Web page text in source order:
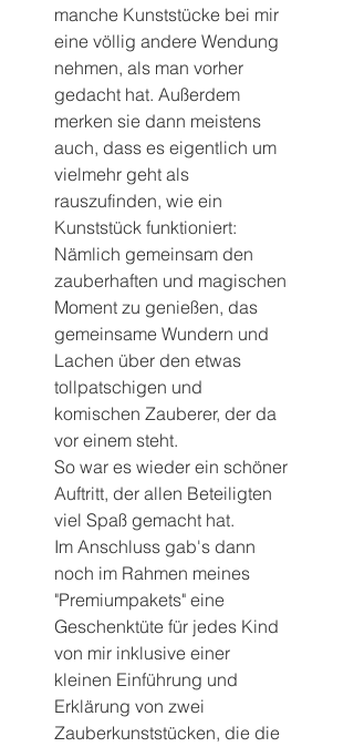
manche Kunststücke bei mir
eine völlig andere Wendung
nehmen, als man vorher
gedacht hat. Außerdem
merken sie dann meistens
auch, dass es eigentlich um
vielmehr geht als
rauszufinden, wie ein
Kunststück funktioniert:
Nämlich gemeinsam den
zauberhaften und magischen
Moment zu genießen, das
gemeinsame Wundern und
Lachen über den etwas
tollpatschigen und
komischen Zauberer, der da
vor einem steht.
So war es wieder ein schöner
Auftritt, der allen Beteiligten
viel Spaß gemacht hat.
Im Anschluss gab's dann
noch im Rahmen meines
"Premiumpakets" eine
Geschenktüte für jedes Kind
von mir inklusive einer
kleinen Einführung und
Erklärung von zwei
Zauberkunststücken, die die